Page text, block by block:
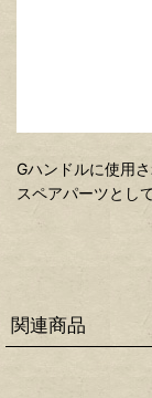
Gハンドルに使用
スペアパーツとし
関連商品